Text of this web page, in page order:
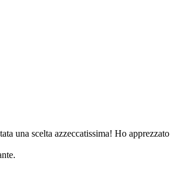
una scelta azzeccatissima! Ho